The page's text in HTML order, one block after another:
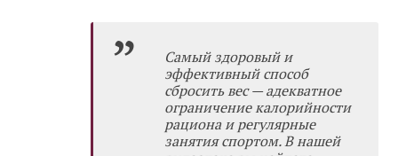
Самый здоровый и
эффективный способ
сбросить вес — адекватное
ограничение калорийности
рациона и регулярные
занятия спортом. В нашей